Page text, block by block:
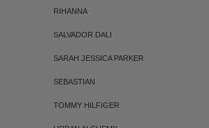
RIHANNA
SALVADOR DALI
SARAH JESSICA PARKER
SEBASTIAN
TOMMY HILFIGER